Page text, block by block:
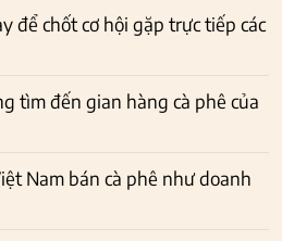
để chốt cơ hội gặp trực tiếp các
tìm đến gian hàng cà phê của
Nam bán cà phê như doanh